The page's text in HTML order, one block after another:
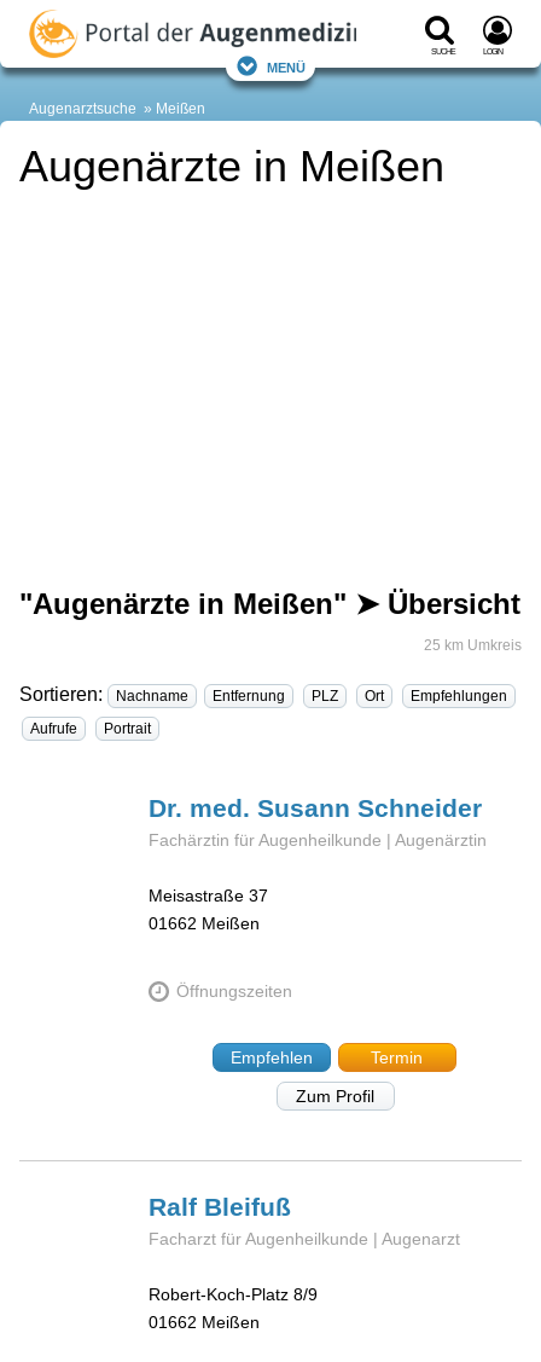
Suche Login
Menü
Augenarztsuche Meißen
Augenärzte in Meißen
"Augenärzte in Meißen" ➤ Übersicht
25 km Umkreis
Sortieren: Nachname Entfernung PLZ Ort
Empfehlungen
Aufrufe
Portrait
Dr. med. SusannSchneider
Fachärztin für Augenheilkunde | Augenärztin
Meisastraße 37
01662 Meißen
Öffnungszeiten
Empfehlen
Termin
Zum Profil
Ralf Bleifuß
Facharzt für Augenheilkunde | Augenarzt
Robert-Koch-Platz 8/9
01662 Meißen